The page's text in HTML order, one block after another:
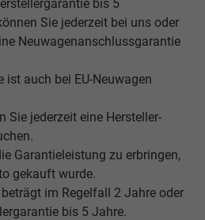
bis 5
Sie jederzeit bei uns oder
Neuwagenanschlussgarantie
ist auch bei EU-Neuwagen
Sie jederzeit eine Hersteller-
Garantieleistung zu erbringen,
gekauft wurde.
im Regelfall 2 Jahre oder
bis 5 Jahre.